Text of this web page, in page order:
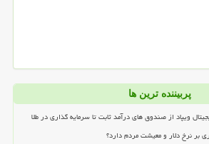
پربیننده ترین ها
ویپاد از صندوق های درآمد ثابت تا سرمایه گذاری در طلا